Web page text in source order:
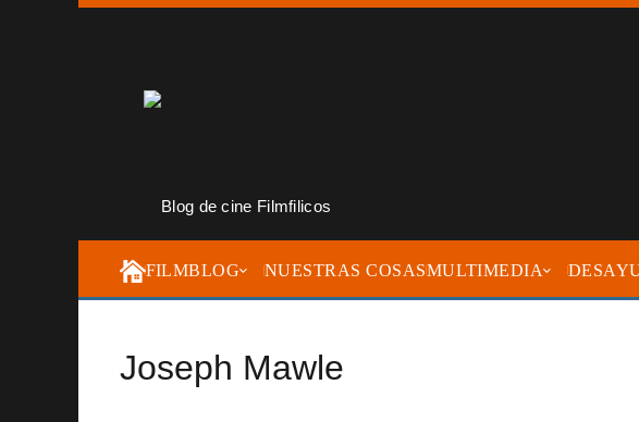
FILMBLOG NUESTRAS COSASMULTIMEDIA
Joseph Mawle